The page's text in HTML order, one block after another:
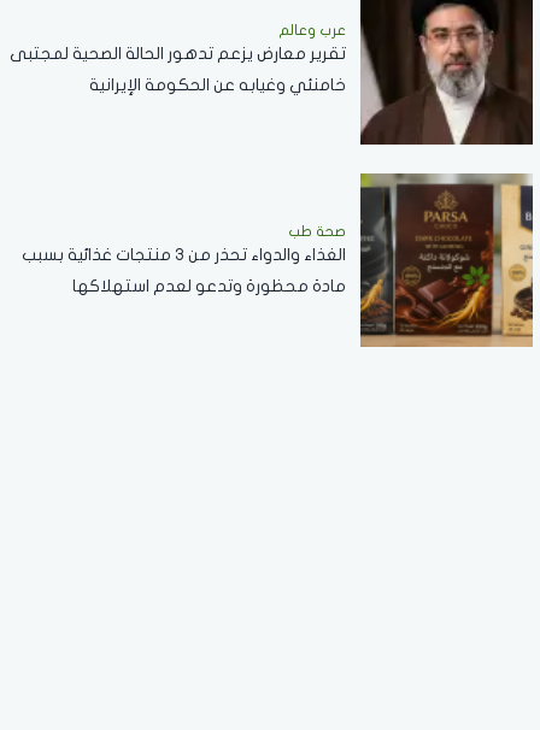
عرب وعالم
تقرير معارض يزعم تدهور الحالة الصحية لمجتبى
خامنئي وغيابه عن الحكومة الإيرانية
صحة طب
الغذاء والدواء تحذر من 3 منتجات غذائية بسبب
مادة محظورة وتدعو لعدم استهلاكها